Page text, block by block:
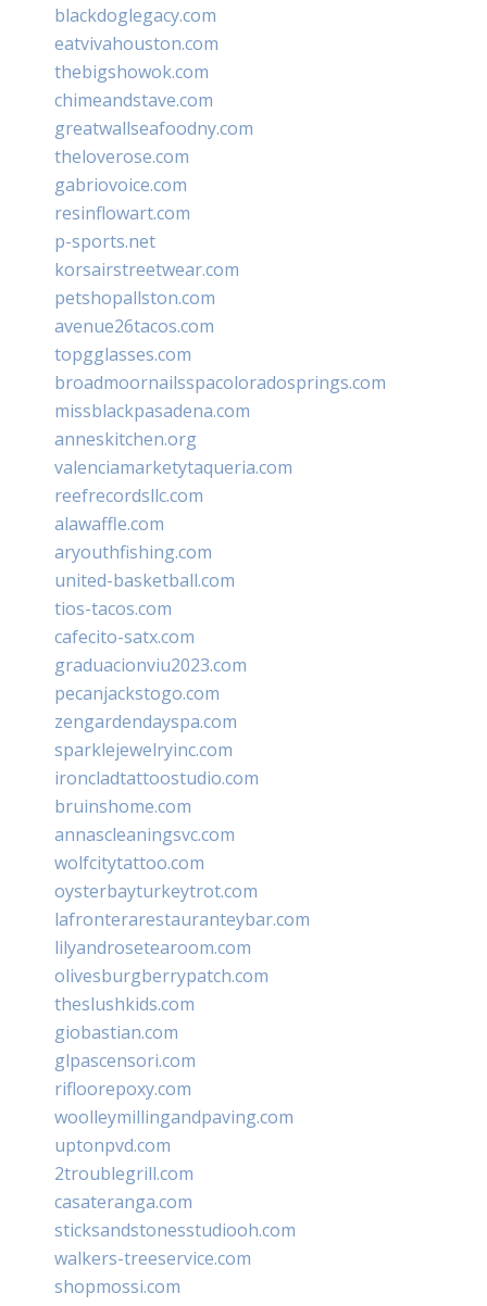
blackdoglegacy.com
eatvivahouston.com
thebigshowok.com
chimeandstave.com
greatwallseafoodny.com
theloverose.com
gabriovoice.com
resinflowart.com
p-sports.net
korsairstreetwear.com
petshopallston.com
avenue26tacos.com
topgglasses.com
broadmoornailsspacoloradosprings.com
missblackpasadena.com
anneskitchen.org
valenciamarketytaqueria.com
reefrecordsllc.com
alawaffle.com
aryouthfishing.com
united-basketball.com
tios-tacos.com
cafecito-satx.com
graduacionviu2023.com
pecanjackstogo.com
zengardendayspa.com
sparklejewelryinc.com
ironcladtattoostudio.com
bruinshome.com
annascleaningsvc.com
wolfcitytattoo.com
oysterbayturkeytrot.com
lafronterarestauranteybar.com
lilyandrosetearoom.com
olivesburgberrypatch.com
theslushkids.com
giobastian.com
glpascensori.com
rifloorepoxy.com
woolleymillingandpaving.com
uptonpvd.com
2troublegrill.com
casateranga.com
sticksandstonesstudiooh.com
walkers-treeservice.com
shopmossi.com